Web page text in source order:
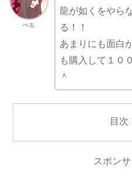
べる
龍が如くをやら
る！！
あまりにも面白
も購入して１０
＾
目次
スポン